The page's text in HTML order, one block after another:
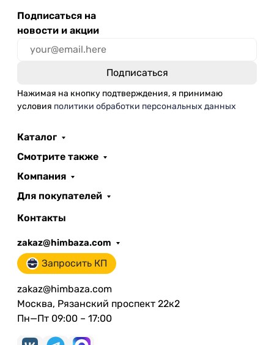
Подписаться на
новости и акции
Нажимая на кнопку подтверждения, я принимаю
условия политики обработки персональных данных
Каталог
Смотрите также
Компания
Для покупателей
Контакты
zakaz@himbaza.com
Запросить КП
zakaz@himbaza.com
Москва, Рязанский проспект 22к2
Пн—Пт 09:00 – 17:00